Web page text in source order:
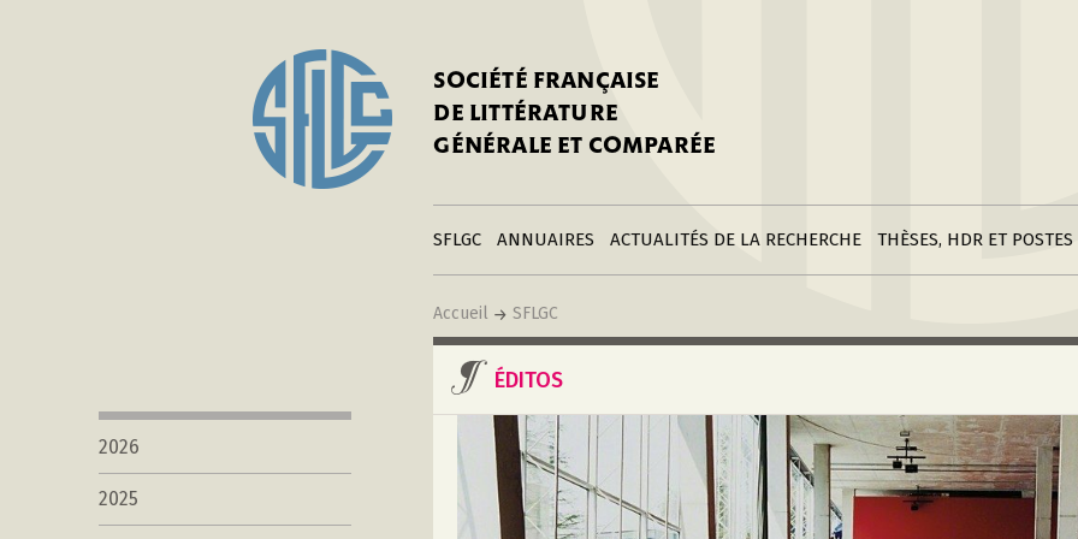
SOCIÉTÉ FRANÇAISE
DE LITTÉRATURE
GÉNÉRALE ET COMPARÉE
SFLGC
Adhérer à la SFLGC
Publier sur ce site
LiensANNUAIRES
Créer une fiche
annuaire
Modifier sa fiche
annuaire
Créer une fiche
institutionACTUALITÉS DE LA RECHERCHE
Divers
Soumettre une
annonce
THÈSES, HDR ET POSTES
Postes
Accueil SFLGC
2026
2025
ÉDITOS